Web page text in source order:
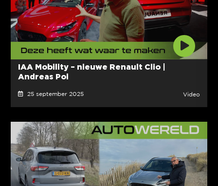
IAA Mobility – nieuwe Renault Clio |
Andreas Pol
25 september 2025 Video